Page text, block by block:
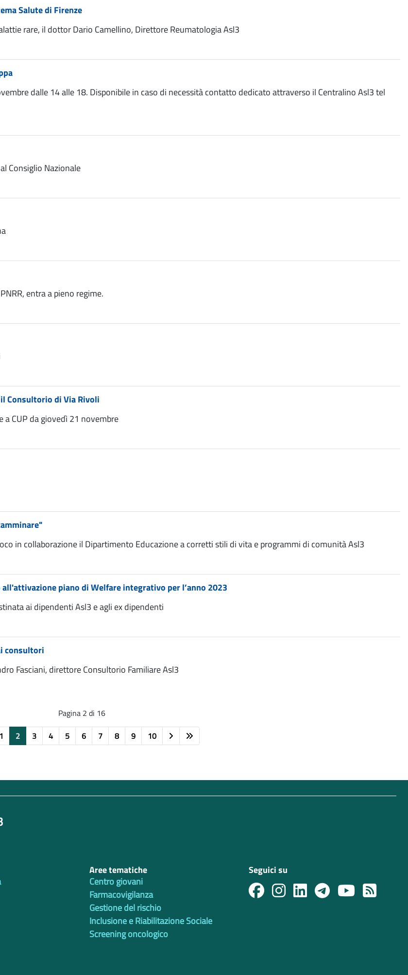
Salute di Firenze
rare, il dottor Dario Camellino, Direttore Reumatologia Asl3
dalle 14 alle 18. Disponibile in caso di necessità contatto dedicato attraverso il Centralino Asl3 tel
Consiglio Nazionale
entra a pieno regime.
Consultorio di Via Rivoli
CUP da giovedì 21 novembre
in collaborazione il Dipartimento Educazione a corretti stili di vita e programmi di comunità Asl3
piano di Welfare integrativo per l’anno 2023
ai dipendenti Asl3 e agli ex dipendenti
consultori
Fasciani, direttore Consultorio Familiare Asl3
Pagina 2 di 16
1
2 3 4 5 6 7 8 9 10
Aree tematiche
Centro giovani
Farmacovigilanza
Gestione del rischio
Inclusione e Riabilitazione Sociale
Screening oncologico
Seguici su